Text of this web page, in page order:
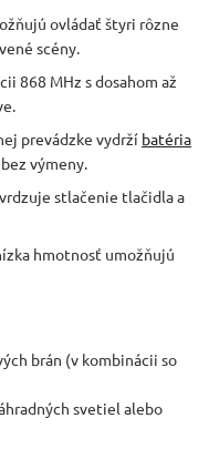
ovládať štyri rôzne
scény.
868 MHz s dosahom až
prevádzke vydrží batéria
výmeny.
stlačenie tlačidla a
hmotnosť umožňujú
brán (v kombinácii so
svetiel alebo